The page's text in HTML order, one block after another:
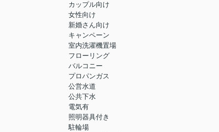
カップル向け
女性向け
新婚さん向け
キャンペーン
室内洗濯機置場
フローリング
バルコニー
プロパンガス
公営水道
公共下水
電気有
照明器具付き
駐輪場